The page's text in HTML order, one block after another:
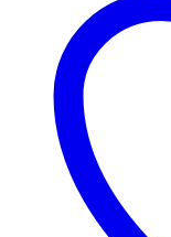
[Digital]
Menge